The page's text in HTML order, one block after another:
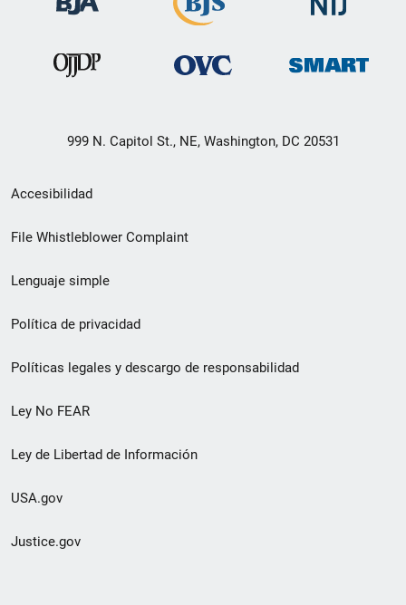
999 N. Capitol St., NE, Washington, DC 20531
Menú
de
de
pie
de
página
Accesibilidad
File Whistleblower Complaint
Lenguaje simple
Política de privacidad
Políticas legales y descargo de responsabilidad
Ley No FEAR
Ley de Libertad de Información
USA.gov
Justice.gov